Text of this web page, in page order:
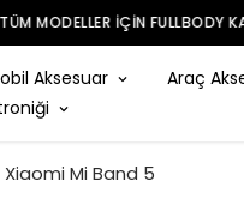
MODELLER IÇIN FULLBODY
Aksesuar
Araç
Xiaomi Mi Band 5